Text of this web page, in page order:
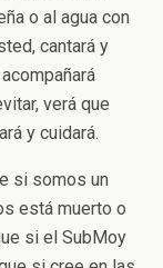
o al agua con
cantará y
verá que
y cuidará.
si somos un
está muerto o
si el SubMoy